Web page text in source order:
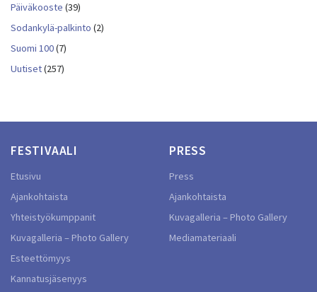
Päiväkooste (39)
Sodankylä-palkinto (2)
Suomi 100(7)
Uutiset(257)
FESTIVAALI
Etusivu
Ajankohtaista
Yhteistyökumppanit
Kuvagalleria – Photo Gallery
Esteettömyys
Kannatusjäsenyys
PRESS
Press
Ajankohtaista
Kuvagalleria – Photo Gallery
Mediamateriaali